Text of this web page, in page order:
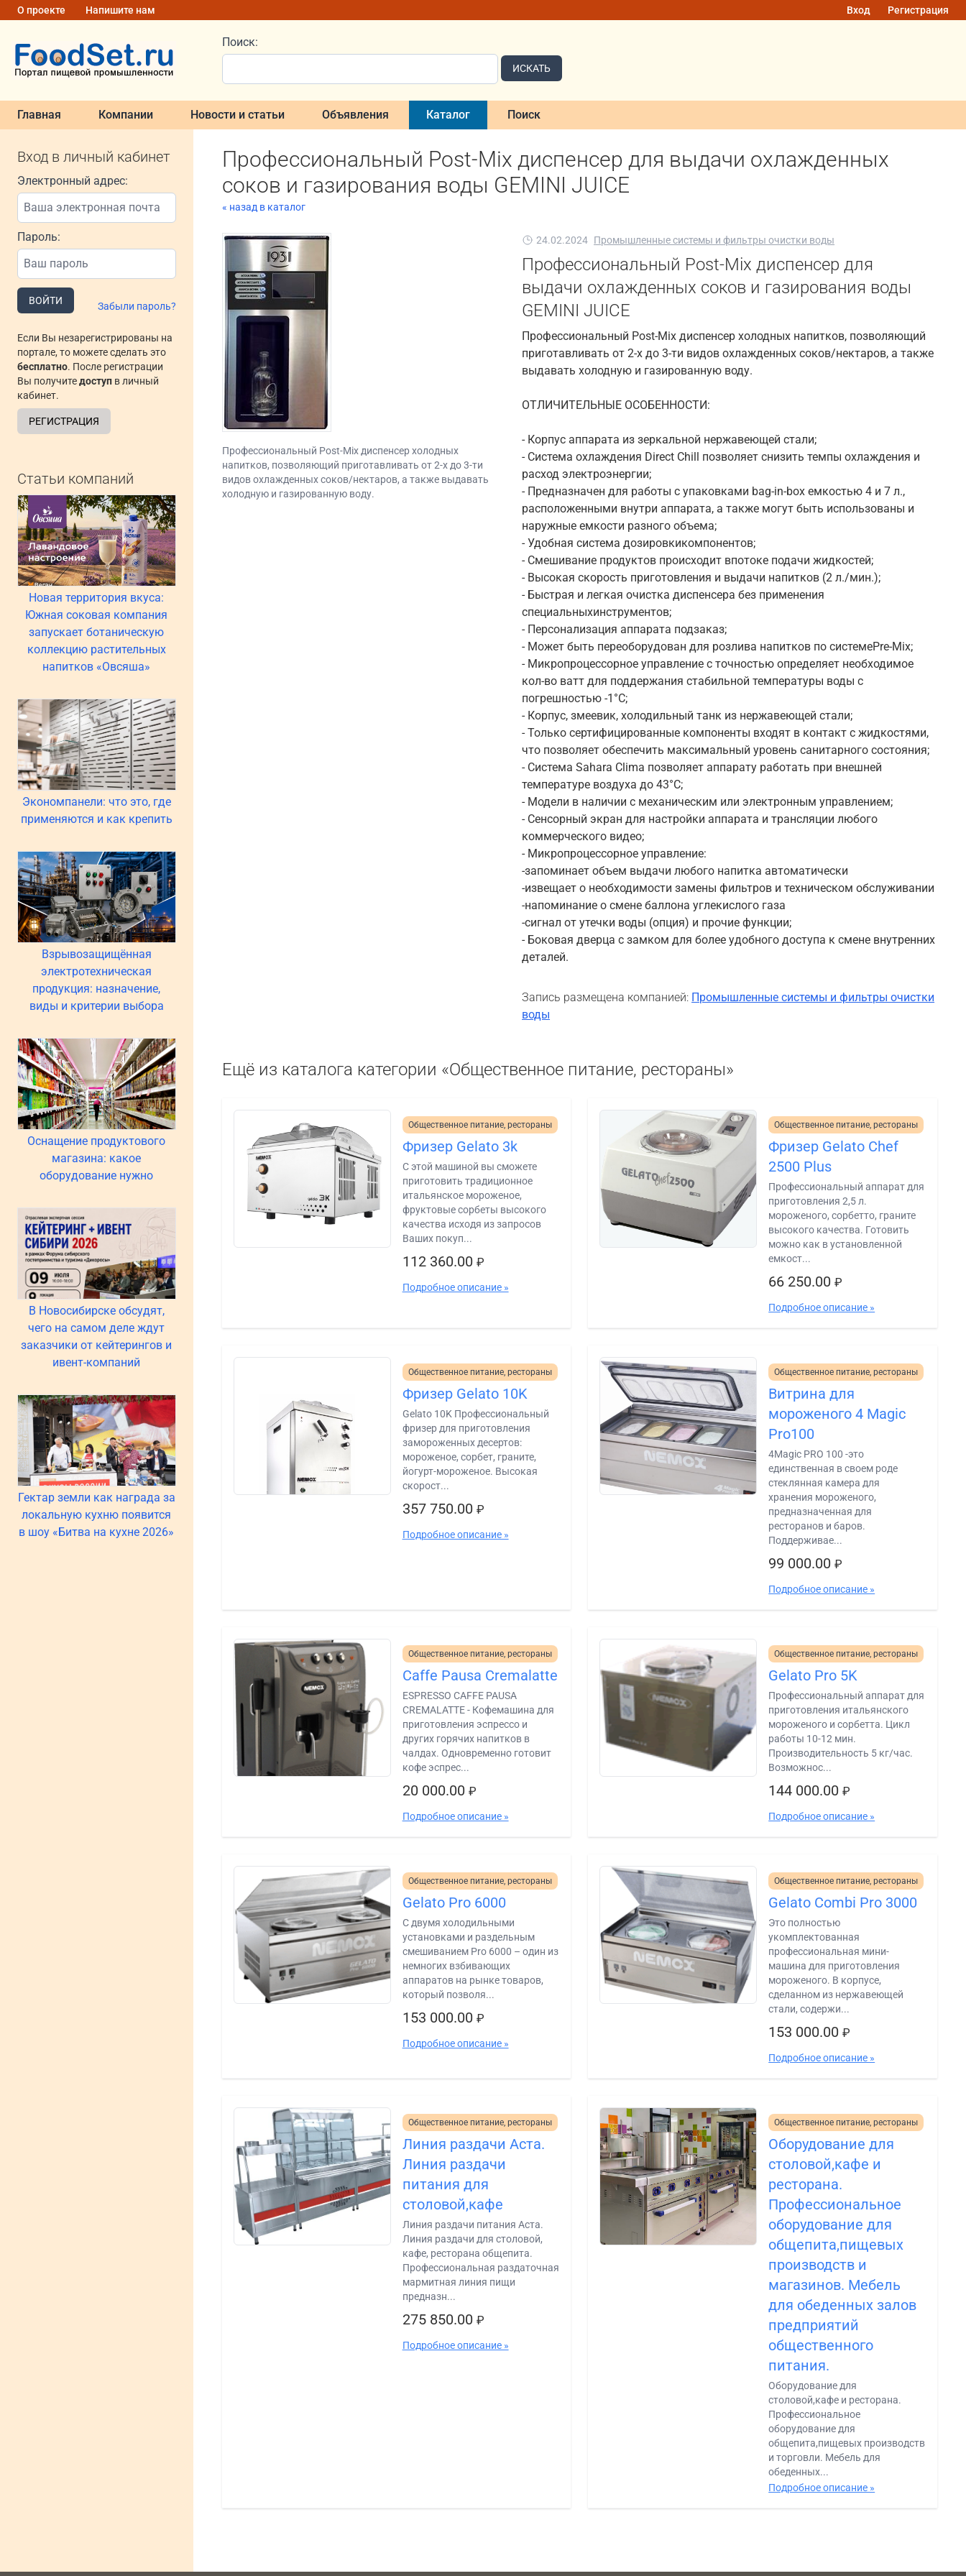
О проекте Напишите нам Вход Регистрация
Поиск:
ИСКАТЬ
Главная Компании Новости и статьи Объявления Каталог Поиск
Вход в личный кабинет
Электронный адрес:
Пароль:
ВОЙТИ Забыли пароль?
Если Вы незарегистрированы на
портале, то можете сделать это
бесплатно. После регистрации
Вы получитедоступ в личный
кабинет.
РЕГИСТРАЦИЯ
Статьи компаний
Новая территория вкуса:
Южная соковая компания
запускает ботаническую
коллекцию растительных
напитков «Овсяша»
Экономпанели: что это, где
применяются и как крепить
Взрывозащищённая
электротехническая
продукция: назначение,
виды и критерии выбора
Оснащение продуктового
магазина: какое
оборудование нужно
В Новосибирске обсудят,
чего на самом деле ждут
заказчики от кейтерингов и
ивент-компаний
Гектар земли как награда за
локальную кухню появится
в шоу «Битва на кухне 2026»
Профессиональный Post-Mix диспенсер для выдачи охлажденных
соков и газирования воды GEMINI JUICE
« назад в каталог
Профессиональный Post-Mix диспенсер холодных
напитков, позволяющий приготавливать от 2-х до 3-ти
видов охлажденных соков/нектаров, а также выдавать
холодную и газированную воду.
24.02.2024 Промышленные системы и фильтры очистки воды
Профессиональный Post-Mix диспенсер для
выдачи охлажденных соков и газирования воды
GEMINI JUICE
Профессиональный Post-Mix диспенсер холодных напитков, позволяющий
приготавливать от 2-х до 3-ти видов охлажденных соков/нектаров, а также
выдавать холодную и газированную воду.
ОТЛИЧИТЕЛЬНЫЕ ОСОБЕННОСТИ:
- Корпус аппарата из зеркальной нержавеющей стали;
- Система охлаждения Direct Chill позволяет снизить темпы охлаждения и
расход электроэнергии;
- Предназначен для работы с упаковками bag-in-box емкостью 4 и 7 л.,
расположенными внутри аппарата, а также могут быть использованы и
наружные емкости разного объема;
- Удобная система дозировкикомпонентов;
- Смешивание продуктов происходит впотоке подачи жидкостей;
- Высокая скорость приготовления и выдачи напитков (2 л./мин.);
- Быстрая и легкая очистка диспенсера без применения
специальныхинструментов;
- Персонализация аппарата подзаказ;
- Может быть переоборудован для розлива напитков по системеPre-Mix;
- Микропроцессорное управление с точностью определяет необходимое
кол-во ватт для поддержания стабильной температуры воды с
погрешностью -1°С;
- Корпус, змеевик, холодильный танк из нержавеющей стали;
- Только сертифицированные компоненты входят в контакт с жидкостями,
что позволяет обеспечить максимальный уровень санитарного состояния;
- Система Sahara Clima позволяет аппарату работать при внешней
температуре воздуха до 43°C;
- Модели в наличии с механическим или электронным управлением;
- Сенсорный экран для настройки аппарата и трансляции любого
коммерческого видео;
- Микропроцессорное управление:
-запоминает объем выдачи любого напитка автоматически
-извещает о необходимости замены фильтров и техническом обслуживании
-напоминание о смене баллона углекислого газа
-сигнал от утечки воды (опция) и прочие функции;
- Боковая дверца с замком для более удобного доступа к смене внутренних
деталей.
Запись размещена компанией: Промышленные системы и фильтры очистки
воды
Ещё из каталога категории «Общественное питание, рестораны»
Общественное питание, рестораны
Фризер Gelato 3k
C этой машиной вы сможете
приготовить традиционное
итальянское мороженое,
фруктовые сорбеты высокого
качества исходя из запросов
Ваших покуп...
112 360.00 ₽
Подробное описание »
Общественное питание, рестораны
Фризер Gelato Chef
2500 Plus
Профессиональный аппарат для
приготовления 2,5 л.
мороженого, сорбетто, граните
высокого качества. Готовить
можно как в установленной
емкост...
66 250.00₽
Подробное описание »
Общественное питание, рестораны
Фризер Gelato 10K
Gelato 10K Профессиональный
фризер для приготовления
замороженных десертов:
мороженое, сорбет, граните,
йогурт-мороженое. Высокая
скорост...
357 750.00 ₽
Подробное описание »
Общественное питание, рестораны
Витрина для
мороженого 4 Magic
Pro100
4Magic PRO 100 -это
единственная в своем роде
стеклянная камера для
хранения мороженого,
предназначенная для
ресторанов и баров.
Поддерживае...
99 000.00₽
Подробное описание »
Общественное питание, рестораны
Caffe Pausa Cremalatte
ESPRESSO CAFFE PAUSA
CREMALATTE - Кофемашина для
приготовления эспрессо и
других горячих напитков в
чалдах. Одновременно готовит
кофе эспрес...
20 000.00 ₽
Подробное описание »
Общественное питание, рестораны
Gelato Pro 5K
Профессиональный аппарат для
приготовления итальянского
мороженого и сорбетта. Цикл
работы 10-12 мин.
Производительность 5 кг/час.
Возможнос...
144 000.00₽
Подробное описание »
Общественное питание, рестораны
Gelato Pro 6000
С двумя холодильными
установками и раздельным
смешиванием Pro 6000 – один из
немногих взбивающих
аппаратов на рынке товаров,
который позволя...
153 000.00 ₽
Подробное описание »
Общественное питание, рестораны
Gelato Combi Pro 3000
Это полностью
укомплектованная
профессиональная мини-
машина для приготовления
мороженого. В корпусе,
сделанном из нержавеющей
стали, содержи...
153 000.00₽
Подробное описание »
Общественное питание, рестораны
Линия раздачи Аста.
Линия раздачи
питания для
столовой,кафе
Линия раздачи питания Аста.
Линия раздачи для столовой,
кафе, ресторана общепита.
Профессиональная раздаточная
мармитная линия пищи
предназн...
275 850.00 ₽
Подробное описание »
Общественное питание, рестораны
Оборудование для
столовой,кафе и
ресторана.
Профессиональное
оборудование для
общепита,пищевых
производств и
магазинов. Мебель
для обеденных залов
предприятий
общественного
питания.
Оборудование для
столовой,кафе и ресторана.
Профессиональное
оборудование для
общепита,пищевых производств
и торговли. Мебель для
обеденных...
Подробное описание »